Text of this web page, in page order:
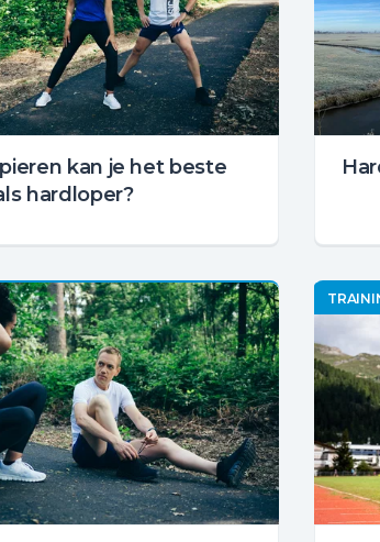
kan je het beste
hardloper?